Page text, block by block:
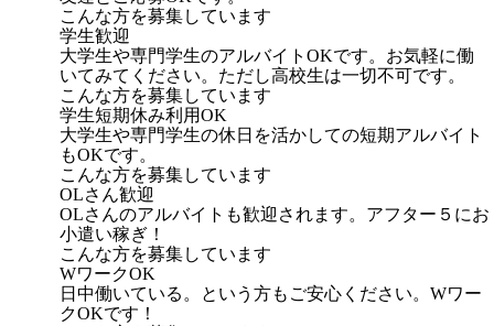
こんな方を募集しています
学生歓迎
大学生や専門学生のアルバイトOKです。お気軽に働
いてみてください。ただし高校生は一切不可です。
こんな方を募集しています
学生短期休み利用OK
大学生や専門学生の休日を活かしての短期アルバイト
もOKです。
こんな方を募集しています
OLさん歓迎
OLさんのアルバイトも歓迎されます。アフター５にお
小遣い稼ぎ！
こんな方を募集しています
WワークOK
日中働いている。という方もご安心ください。Wワー
クOKです！